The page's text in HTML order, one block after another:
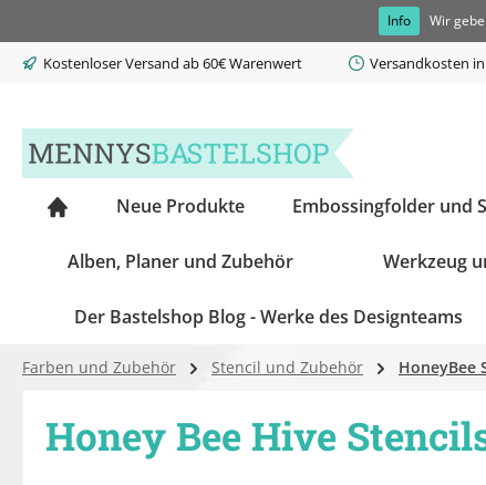
Info Wir
Kostenloser Versand ab 60€ Warenwert Versandkosten
Neue Produkte Embossingfolder und
Alben, Planer und Zubehör Werkzeug
Der Bastelshop Blog - Werke des Designteams
Farben und Zubehör Stencil und Zubehör HoneyBee
Honey Bee Hive